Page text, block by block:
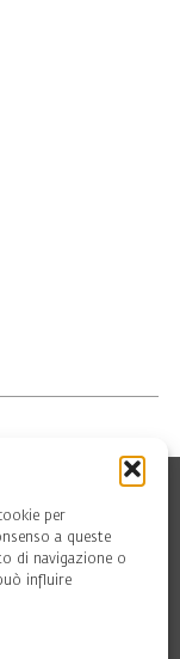
per
a queste
di navigazione o
influire